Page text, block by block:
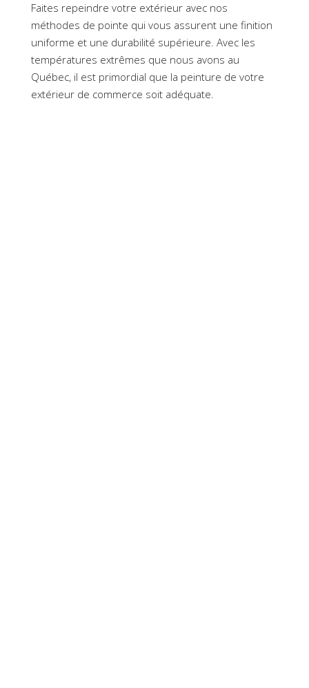
Faites repeindre votre extérieur avec nos
méthodes de pointe qui vous assurent une finition
uniforme et une durabilité supérieure. Avec les
températures extrêmes que nous avons au
Québec, il est primordial que la peinture de votre
extérieur de commerce soit adéquate.